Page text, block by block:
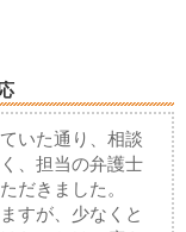
いた通り、相談
、担当の弁護士
だきました。
すが、少なくと